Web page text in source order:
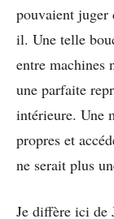
pouvaient
il. Une telle
entre machines
une parfaite
intérieure. Une
propres et
ne serait plus
Je diffère ici de